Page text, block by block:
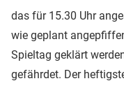
das für 15.30 Uhr
wie geplant
Spieltag geklärt
gefährdet. Der